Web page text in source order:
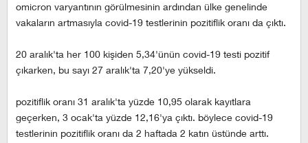
omicron varyantının görülmesinin ardından ülke genelinde
vakaların artmasıyla covid-19 testlerinin pozitiflik oranı da çıktı.
20 aralık'ta her 100 kişiden 5,34'ünün covid-19 testi pozitif
çıkarken, bu sayı 27 aralık'ta 7,20'ye yükseldi.
pozitiflik oranı 31 aralık'ta yüzde 10,95 olarak kayıtlara
geçerken, 3 ocak'ta yüzde 12,16'ya çıktı. böylece covid-19
testlerinin pozitiflik oranı da 2 haftada 2 katın üstünde arttı.